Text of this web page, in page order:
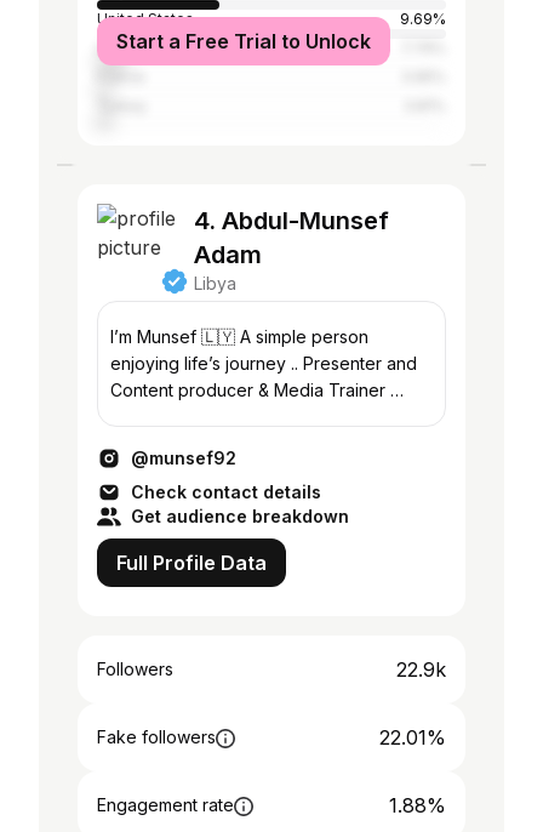
United States
9.69%
United Kingdom
Start a Free Trial to Unlock
4. Abdul-Munsef
Adam
Libya
I’m Munsef 🇱🇾 A simple person
enjoying life’s journey .. Presenter and
Content producer & Media Trainer 👨‍🏫
@munsef92
Check contact details
Get audience breakdown
Full Profile Data
Followers 22.9k
Fake followers 22.01%
Engagement rate 1.88%